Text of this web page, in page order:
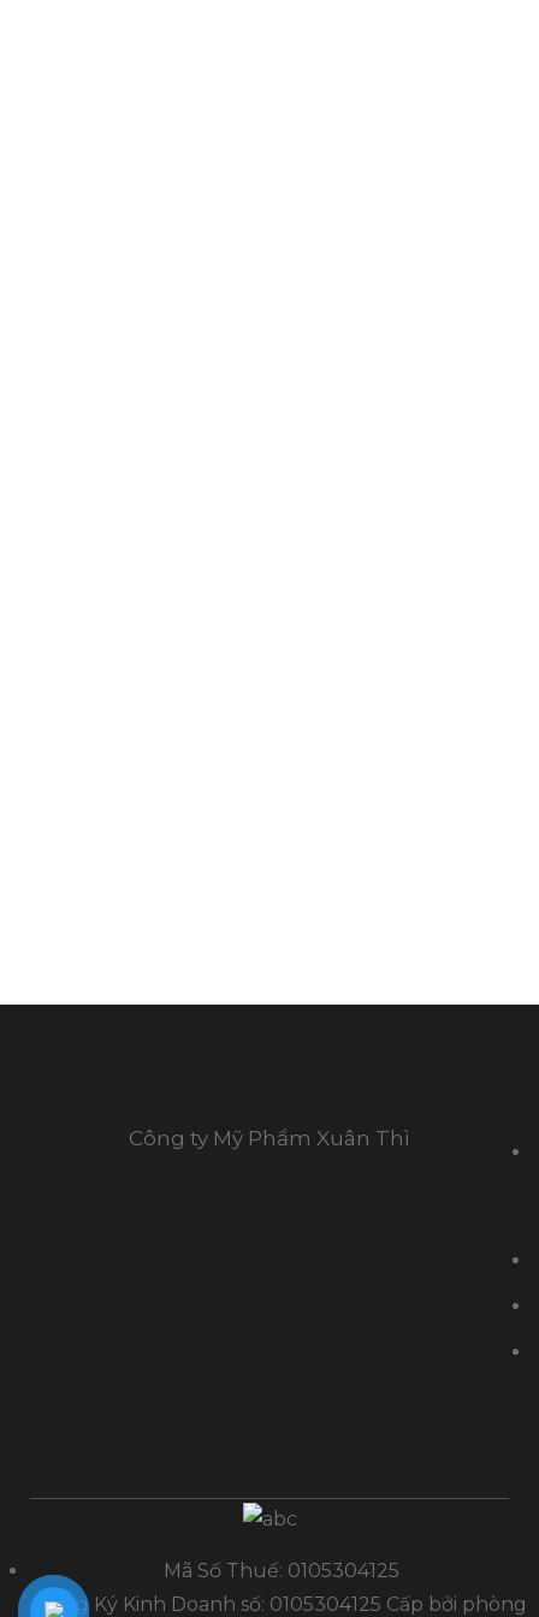
Công ty Mỹ Phẩm Xuân Thì
Mã Số Thuế: 0105304125
Đăng Ký Kinh Doanh số: 0105304125 Cấp bởi phòng